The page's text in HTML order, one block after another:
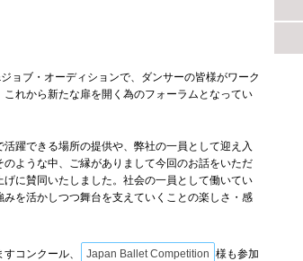
ョブ・オーディションで、ダンサーの皆様がワーク
れから新たな扉を開く為のフォーラムとなってい
躍できる場所の提供や、弊社の一員として迎え入
ような中、ご縁がありまして今回のお話をいただ
に賛同いたしました。社会の一員として働いてい
を活かしつつ舞台を支えていくことの楽しさ・感
コンクール、 Japan Ballet Competition 様も参加